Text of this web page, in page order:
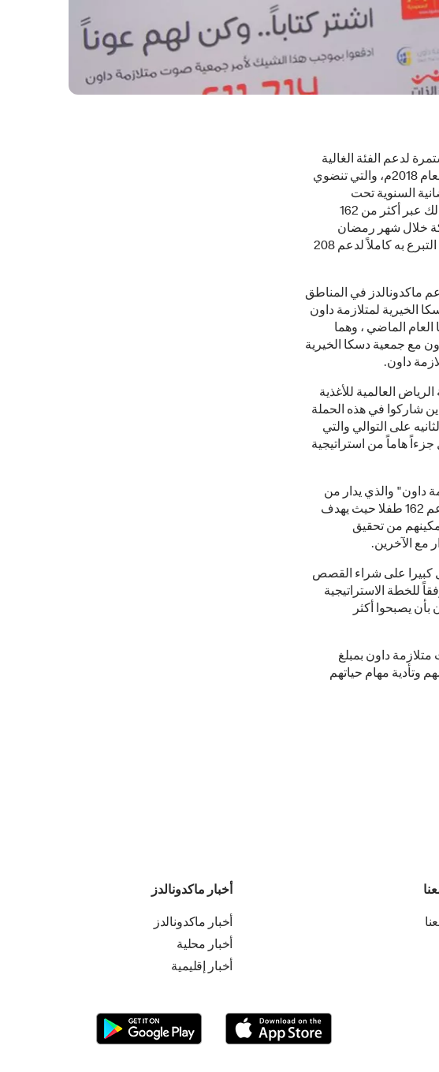
المستمرة لدعم الفئة الغالية
من ذوي متلازمة داون وفي إطار برامجها للمسؤولية الإجتماعية لعام 2018م، والتي تنضوي
السنوية تحت
شعار"اشترِ كتاباً .. وكن لهم عونا" من خلال بيع 170,496 كتاب، وذلك عبر أكثر من 162
خلال شهر رمضان
المبارك لعام 2018م مما أدى لجمع مبلغ 1,704,960 ريالاً والذي تم التبرع به كاملاً لدعم 208
ماكدونالدز في المناطق
الخيرية لمتلازمة داون
الماضي ، وهما
مع جمعية دسكا الخيرية
داون.
العالمية للأغذية
شاركوا في هذه الحملة
على التوالي والتي
هاماً من استراتيجية
داون" والذي يدار من
قبل جمعية دسكا الخيرية لمتلازمة داون بمبلغ 1,193,246 ريال لدعم 162 طفلا حيث يهدف
من تحقيق
مع الآخرين.
كبيرا على شراء القصص
للخطة الاستراتيجية
داون بأن يصبحوا أكثر
داون بمبلغ
أنفسهم وتأدية مهام حياتهم
أخبار ماكدونالدز
أخبار ماكدونالدز
أخبار محلية
أخبار إقليمية